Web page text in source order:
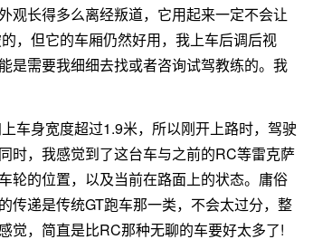
观长得多么离经叛道，它用起来一定不会让
，但它的车厢仍然好用，我上车后调后视
是需要我细细去找或者咨询试驾教练的。我
车身宽度超过1.9米，所以刚开上路时，驾驶
时，我感觉到了这台车与之前的RC等雷克萨
轮的位置，以及当前在路面上的状态。庸俗
传递是传统GT跑车那一类，不会太过分，整
觉，简直是比RC那种无聊的车要好太多了!